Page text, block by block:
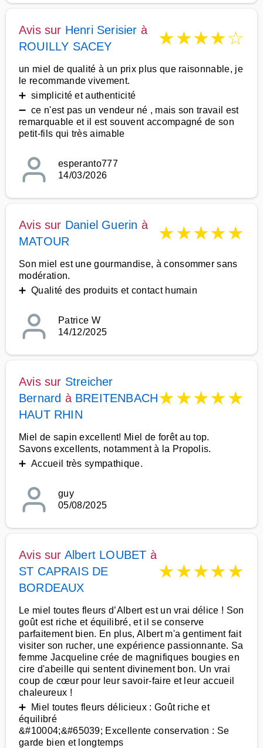
Avis sur Henri Serisier à
ROUILLY SACEY
★★★★☆
un miel de qualité à un prix plus que raisonnable, je
le recommande vivement.
➕ simplicité et authenticité
➖ ce n'est pas un vendeur né , mais son travail est
remarquable et il est souvent accompagné de son
petit-fils qui très aimable
esperanto777
14/03/2026
Avis sur Daniel Guerin à
MATOUR
★★★★★
Son miel est une gourmandise, à consommer sans
modération.
➕ Qualité des produits et contact humain
Patrice W
14/12/2025
Avis sur Streicher
Bernard à BREITENBACH
HAUT RHIN
★★★★★
Miel de sapin excellent! Miel de forêt au top.
Savons excellents, notamment à la Propolis.
➕ Accueil très sympathique.
guy
05/08/2025
Avis sur Albert LOUBET à
ST CAPRAIS DE
BORDEAUX
★★★★★
Le miel toutes fleurs d’Albert est un vrai délice ! Son
goût est riche et équilibré, et il se conserve
parfaitement bien. En plus, Albert m'a gentiment fait
visiter son rucher, une expérience passionnante. Sa
femme Jacqueline crée de magnifiques bougies en
cire d'abeille qui sentent divinement bon. Un vrai
coup de cœur pour leur savoir-faire et leur accueil
chaleureux !
➕ Miel toutes fleurs délicieux : Goût riche et
équilibré
&#10004;&#65039; Excellente conservation : Se
garde bien et longtemps